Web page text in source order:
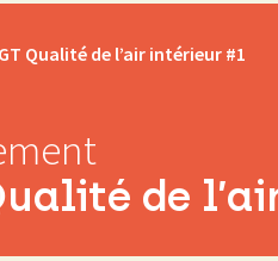
GT Qualité de l’air intérieur #1
de